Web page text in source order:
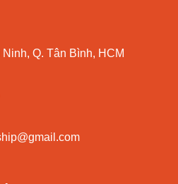
Q. Tân Bình, HCM